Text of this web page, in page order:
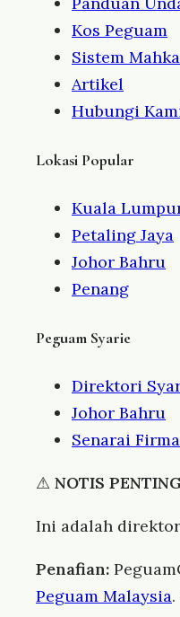
Kos Peguam
Sistem
Artikel
Hubungi
Lokasi Popular
Kuala
Petaling Jaya
Johor Bahru
Penang
Peguam Syarie
Direktori
Johor Bahru
Senarai
⚠ NOTIS
Ini adalah
Penafian:
Peguam Malaysia